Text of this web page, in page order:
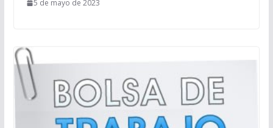
5 de mayo de 2023